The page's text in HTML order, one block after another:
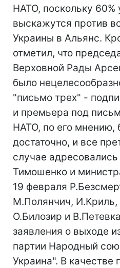
НАТО, поскольку 60%
выскажутся против
Украины в Альянс.
отметил, что
Верховной Рады
было
"письмо трех" -
и премьера под
НАТО, по его мнению,
достаточно, и все
случае
Тимошенко и
19 февраля
М.Полянчич, И.Криль,
О.Билозир и
заявления о выходе
партии Народный
Украина". В качестве